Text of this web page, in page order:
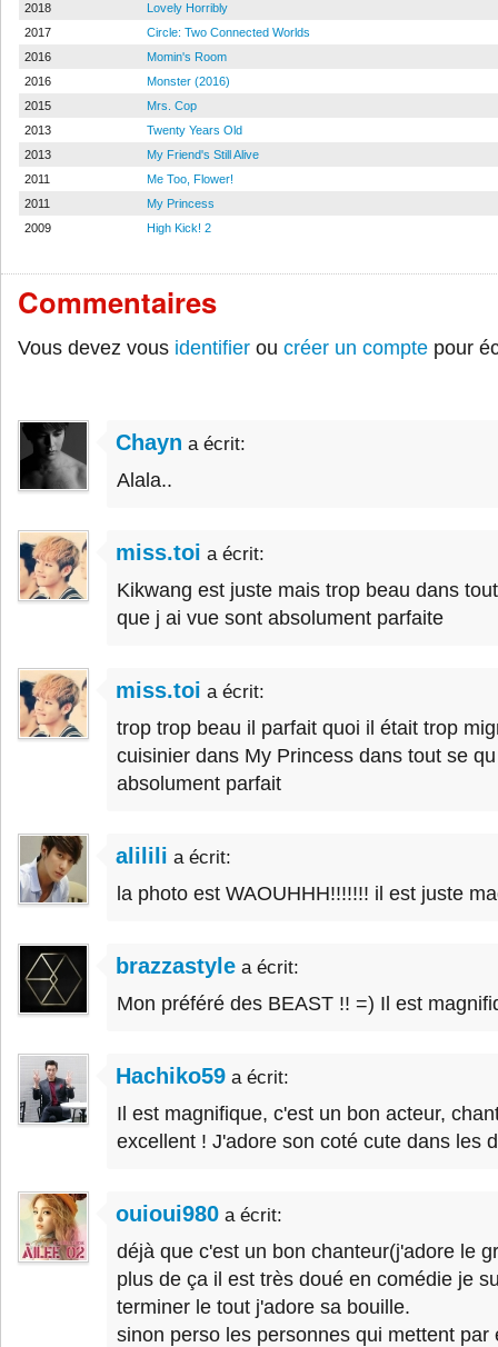
2018
Lovely Horribly
2017
Circle: Two Connected Worlds
2016
Momin's Room
2016
Monster (2016)
2015
Mrs. Cop
2013
Twenty Years Old
2013
My Friend's Still Alive
2011
Me Too, Flower!
2011
My Princess
2009
High Kick! 2
Commentaires
Vous devez vous identifier ou créer un compte pour
Chayn a écrit:
Alala..
miss.toi a écrit:
Kikwang est juste mais trop beau dans
que j ai vue sont absolument parfaite
miss.toi a écrit:
trop trop beau il parfait quoi il était trop
cuisinier dans My Princess dans tout se
absolument parfait
alilili a écrit:
la photo est WAOUHHH!!!!!!! il est juste
brazzastyle a écrit:
Mon préféré des BEAST !! =) Il est
Hachiko59 a écrit:
Il est magnifique, c'est un bon acteur,
excellent ! J'adore son coté cute dans les
ouioui980 a écrit:
déjà que c'est un bon chanteur(j'adore le
plus de ça il est très doué en comédie je
terminer le tout j'adore sa bouille.
sinon perso les personnes qui mettent par